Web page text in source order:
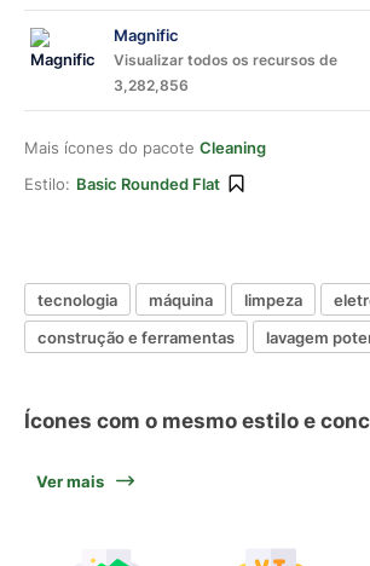
Magnific
Visualizar todos os recursos de
3,282,856
Mais ícones do pacote Cleaning
Estilo: Basic Rounded Flat
tecnologia máquina limpeza
construção e ferramentas
lavagem
Ícones com o mesmo estilo e
Ver mais